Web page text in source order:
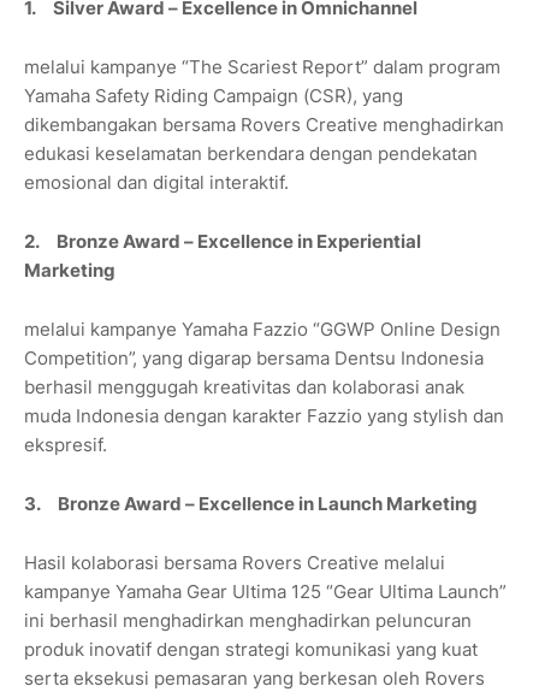
1. Silver Award – Excellence in Omnichannel
melalui kampanye “The Scariest Report” dalam program
Yamaha Safety Riding Campaign (CSR), yang
dikembangakan bersama Rovers Creative menghadirkan
edukasi keselamatan berkendara dengan pendekatan
emosional dan digital interaktif.
2. Bronze Award – Excellence in Experiential
Marketing
melalui kampanye Yamaha Fazzio “GGWP Online Design
Competition”, yang digarap bersama Dentsu Indonesia
berhasil menggugah kreativitas dan kolaborasi anak
muda Indonesia dengan karakter Fazzio yang stylish dan
ekspresif.
3. Bronze Award – Excellence in Launch Marketing
Hasil kolaborasi bersama Rovers Creative melalui
kampanye Yamaha Gear Ultima 125 “Gear Ultima Launch”
ini berhasil menghadirkan menghadirkan peluncuran
produk inovatif dengan strategi komunikasi yang kuat
serta eksekusi pemasaran yang berkesan oleh Rovers